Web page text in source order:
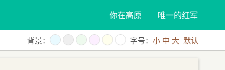
你在高原 唯一的红军
背景： 字号： 小 中 大 默认